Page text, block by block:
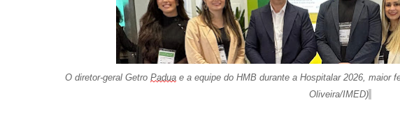
O diretor-geralGetro Paduae a equipe do HMB durante a Hospitalar 2026, maior
Oliveira/IMED)